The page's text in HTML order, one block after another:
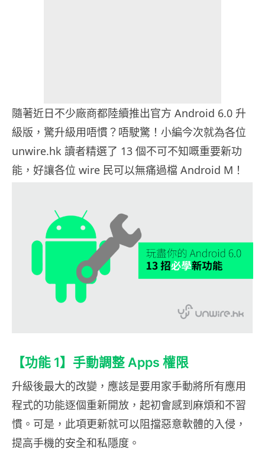
隨著近日不少廠商都陸續推出官方 Android 6.0 升
級版，驚升級用唔慣？唔駛驚！小編今次就為各位
unwire.hk 讀者精選了 13 個不可不知嘅重要新功
能，好讓各位 wire 民可以無痛過檔 Android M！
【功能 1】手動調整 Apps 權限
升級後最大的改變，應該是要用家手動將所有應用
程式的功能逐個重新開放，起初會感到麻煩和不習
慣。可是，此項更新就可以阻擋惡意軟體的入侵，
提高手機的安全和私隱度。